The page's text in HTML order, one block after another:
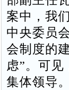
案中，我
中央委员
会制度的
虑”。可
集体领导。